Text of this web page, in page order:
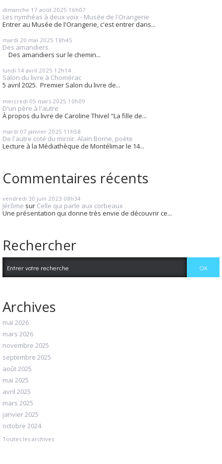
dimanche 17 août 2025 16h07
Les nymhéas à deux voix - Musée de l'Orangerie
Entrer au Musée de l'Orangerie, c'est entrer dans...
mardi 20 mai 2025 18h45
Des amandiers
Des amandiers sur le chemin...
lundi 14 avril 2025 12h14
Salon du livre à Chomérac
5 avril 2025. Premier Salon du livre de...
mercredi 05 mars 2025 10h09
D'un père à l'autre
À propos du livre de Caroline Thivel "La fille de...
mardi 07 janvier 2025 11h58
De l'autre coté du miroir. Alain Borne, poète
Lecture à la Médiathèque de Montélimar le 14...
Commentaires récents
vendredi 30 juin 2023 08h34
Jérôme sur Celle qui parle aux corbeaux
Une présentation qui donne très envie de découvrir ce...
Rechercher
Archives
mai 2026
mars 2026
novembre 2025
septembre 2025
août 2025
mai 2025
avril 2025
mars 2025
janvier 2025
octobre 2024
Toutes les archives